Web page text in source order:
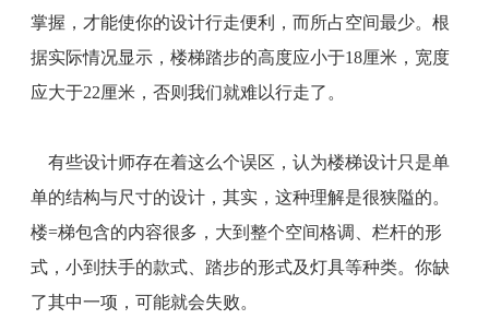
掌握，才能使你的设计行走便利，而所占空间最少。根
据实际情况显示，楼梯踏步的高度应小于18厘米，宽度
应大于22厘米，否则我们就难以行走了。
有些设计师存在着这么个误区，认为楼梯设计只是单
单的结构与尺寸的设计，其实，这种理解是很狭隘的。
楼=梯包含的内容很多，大到整个空间格调、栏杆的形
式，小到扶手的款式、踏步的形式及灯具等种类。你缺
了其中一项，可能就会失败。